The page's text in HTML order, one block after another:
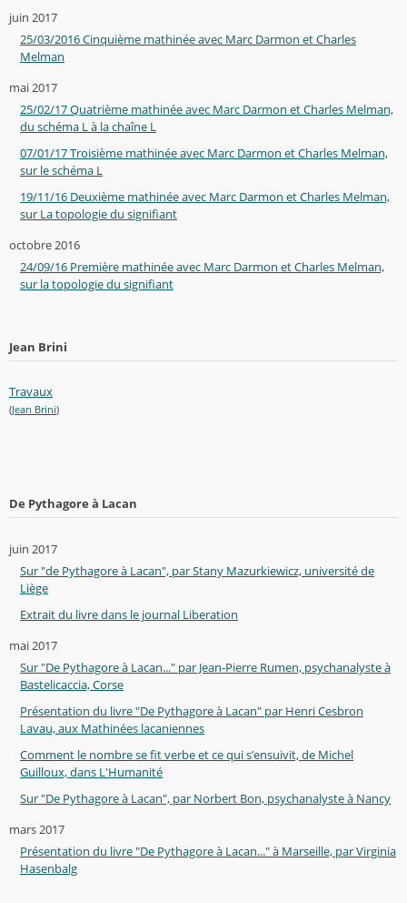
juin 2017
25/03/2016 Cinquième mathinée avec Marc Darmon et Charles
Melman
mai 2017
25/02/17 Quatrième mathinée avec Marc Darmon et Charles Melman,
du schéma L à la chaîne L
07/01/17 Troisième mathinée avec Marc Darmon et Charles Melman,
sur le schéma L
19/11/16 Deuxième mathinée avec Marc Darmon et Charles Melman,
sur La topologie du signifiant
octobre 2016
24/09/16 Première mathinée avec Marc Darmon et Charles Melman,
sur la topologie du signifiant
Jean Brini
Travaux
(Jean Brini)
De Pythagore à Lacan
juin 2017
Sur "de Pythagore à Lacan", par Stany Mazurkiewicz, université de
Liège
Extrait du livre dans le journal Liberation
mai 2017
Sur "De Pythagore à Lacan..." par Jean-Pierre Rumen, psychanalyste à
Bastelicaccia, Corse
Présentation du livre "De Pythagore à Lacan" par Henri Cesbron
Lavau, aux Mathinées lacaniennes
Comment le nombre se fit verbe et ce qui s’ensuivit, de Michel
Guilloux, dans L'Humanité
Sur "De Pythagore à Lacan", par Norbert Bon, psychanalyste à Nancy
mars 2017
Présentation du livre "De Pythagore à Lacan..." à Marseille, par Virginia
Hasenbalg